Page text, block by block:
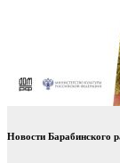
Новости Барабинского